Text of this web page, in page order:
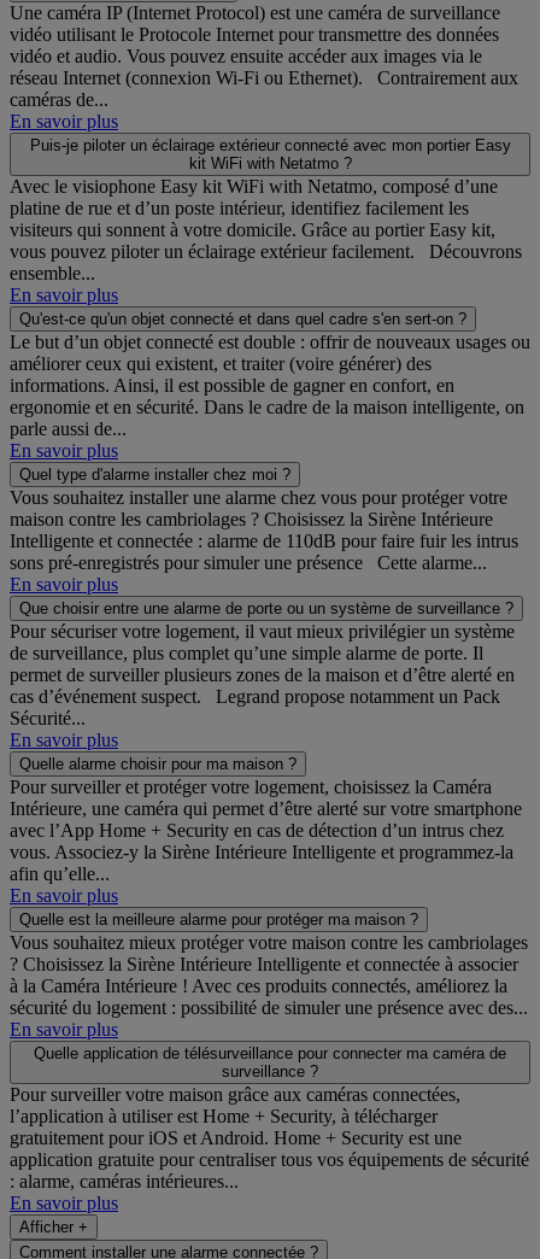
Une caméra IP (Internet Protocol) est une caméra de surveillance
vidéo utilisant le Protocole Internet pour transmettre des données
vidéo et audio. Vous pouvez ensuite accéder aux images via le
réseau Internet (connexion Wi-Fi ou Ethernet). Contrairement aux
caméras de...
En savoir plus
Puis-je piloter un éclairage extérieur connecté avec mon portier Easy
kit WiFi with Netatmo ?
Avec le visiophone Easy kit WiFi with Netatmo, composé d’une
platine de rue et d’un poste intérieur, identifiez facilement les
visiteurs qui sonnent à votre domicile. Grâce au portier Easy kit,
vous pouvez piloter un éclairage extérieur facilement. Découvrons
ensemble...
En savoir plus
Qu'est-ce qu'un objet connecté et dans quel cadre s'en sert-on ?
Le but d’un objet connecté est double : offrir de nouveaux usages ou
améliorer ceux qui existent, et traiter (voire générer) des
informations. Ainsi, il est possible de gagner en confort, en
ergonomie et en sécurité. Dans le cadre de la maison intelligente, on
parle aussi de...
En savoir plus
Quel type d'alarme installer chez moi ?
Vous souhaitez installer une alarme chez vous pour protéger votre
maison contre les cambriolages ? Choisissez la Sirène Intérieure
Intelligente et connectée : alarme de 110dB pour faire fuir les intrus
sons pré-enregistrés pour simuler une présence Cette alarme...
En savoir plus
Que choisir entre une alarme de porte ou un système de surveillance ?
Pour sécuriser votre logement, il vaut mieux privilégier un système
de surveillance, plus complet qu’une simple alarme de porte. Il
permet de surveiller plusieurs zones de la maison et d’être alerté en
cas d’événement suspect. Legrand propose notamment un Pack
Sécurité...
En savoir plus
Quelle alarme choisir pour ma maison ?
Pour surveiller et protéger votre logement, choisissez la Caméra
Intérieure, une caméra qui permet d’être alerté sur votre smartphone
avec l’App Home + Security en cas de détection d’un intrus chez
vous. Associez-y la Sirène Intérieure Intelligente et programmez-la
afin qu’elle...
En savoir plus
Quelle est la meilleure alarme pour protéger ma maison ?
Vous souhaitez mieux protéger votre maison contre les cambriolages
? Choisissez la Sirène Intérieure Intelligente et connectée à associer
à la Caméra Intérieure ! Avec ces produits connectés, améliorez la
sécurité du logement : possibilité de simuler une présence avec des...
En savoir plus
Quelle application de télésurveillance pour connecter ma caméra de
surveillance ?
Pour surveiller votre maison grâce aux caméras connectées,
l’application à utiliser est Home + Security, à télécharger
gratuitement pour iOS et Android. Home + Security est une
application gratuite pour centraliser tous vos équipements de sécurité
: alarme, caméras intérieures...
En savoir plus
Afficher +
Comment installer une alarme connectée ?